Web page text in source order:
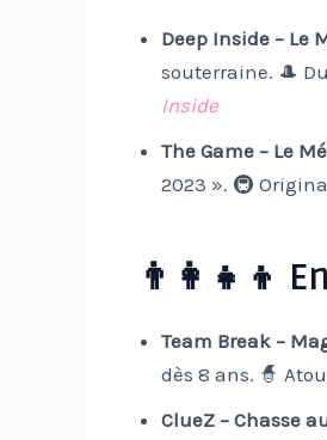
Deep Inside – Le
souterraine. 🎩
Inside
The Game – Le
2023 ». 🚇
👨👩👧👦
Team Break –
dès 8 ans. 🧙
ClueZ – Chasse